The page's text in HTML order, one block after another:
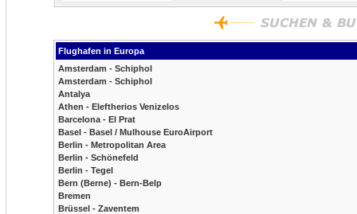
Flughafen in Europa
Amsterdam - Schiphol
Amsterdam - Schiphol
Antalya
Athen - Eleftherios Venizelos
Barcelona - El Prat
Basel - Basel / Mulhouse EuroAirport
Berlin - Metropolitan Area
Berlin - Schönefeld
Berlin - Tegel
Bern (Berne) - Bern-Belp
Bremen
Brüssel - Zaventem